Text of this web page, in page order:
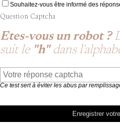
Souhaitez-vous être informé des
Question Captcha
Etes-vous un robot ?
suit le "h"dans
Ce test sert à éviter les abus par